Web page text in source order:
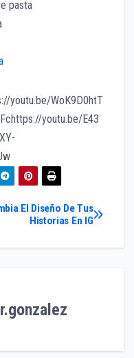
pasta
youtu.be/WoK9D0htT
youtu.be/E43
El Diseño De Tus
Historias En IG